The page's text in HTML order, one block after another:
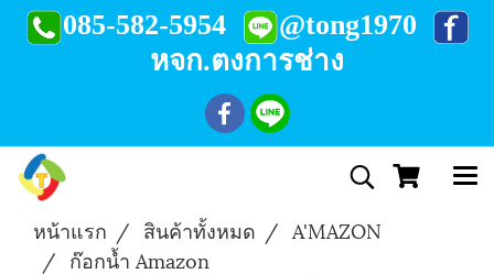
085-582-5954
@tong1970
หจก.ตงการช่าง
หน้าแรก สินค้าทั้งหมด
A'MAZON
ก๊อกน้ำ Amazon